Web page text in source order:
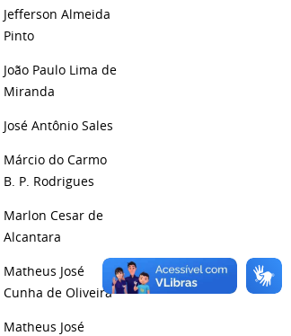
Jefferson Almeida
Pinto
João Paulo Lima de
Miranda
José Antônio Sales
Márcio do Carmo
B. P. Rodrigues
Marlon Cesar de
Alcantara
Matheus José
Cunha de Oliveira
Matheus José